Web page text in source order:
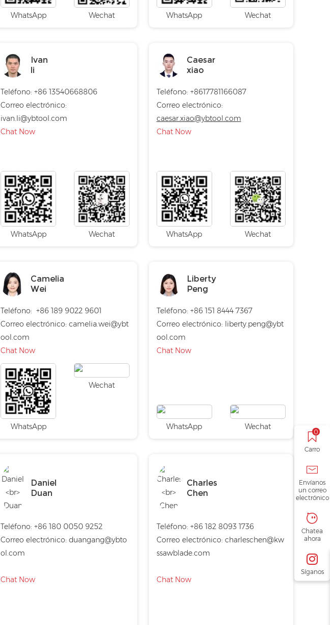
WhatsApp Wechat WhatsApp Wechat
Ivan
li
Teléfono: +86 13540668806
Correo electrónico:
ivan.li@ybtool.com
Chat Now
WhatsApp Wechat
Caesar
xiao
Teléfono: +8617781166087
Correo electrónico:
caesar.xiao@ybtool.com
Chat Now
WhatsApp Wechat
Camelia
Wei
Teléfono: +86 189 9022 9601
Correo electrónico: camelia.wei@ybt
ool.com
Chat Now
WhatsApp
Wechat
Liberty
Peng
Teléfono: +86 151 8444 7367
Correo electrónico: liberty.peng@ybt
ool.com
Chat Now
WhatsApp Wechat
Daniel
Duan
Teléfono: +86 180 0050 9252
Correo electrónico: duangang@ybto
ol.com
Chat Now
Charles
Chen
Teléfono: +86 182 8093 1736
Correo electrónico: charleschen@kw
ssawblade.com
Chat Now
0
Carro
Envíanos
un correo
electrónico
Chatea
ahora
Síganos